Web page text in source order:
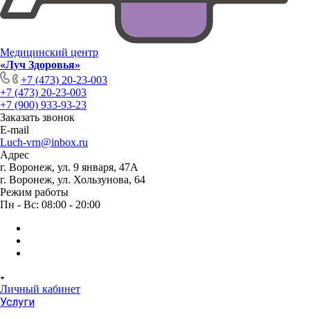
Медицинский центр
«Луч Здоровья»
+7 (473) 20-23-003
+7 (473) 20-23-003
+7 (900) 933-93-23
Заказать звонок
E-mail
Luch-vrn@inbox.ru
Адрес
г. Воронеж, ул. 9 января, 47А
г. Воронеж, ул. Хользунова, 64
Режим работы
Пн - Вс: 08:00 - 20:00
Личный кабинет
Услуги